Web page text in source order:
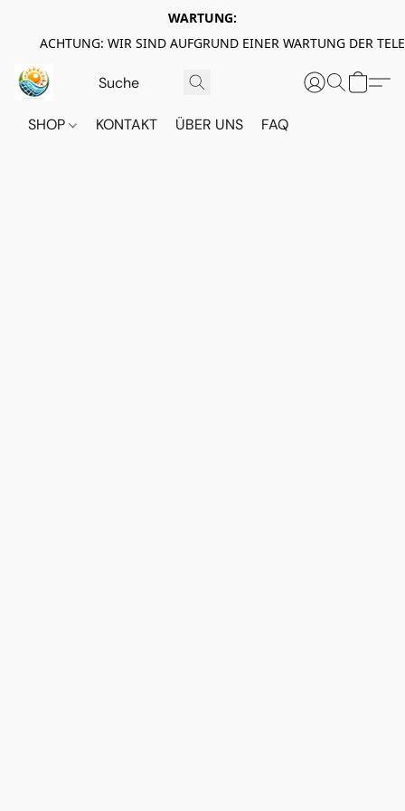
WARTUNG:
ACHTUNG: WIR SIND AUFGRUND EINER WARTUNG DER
SHOP KONTAKT ÜBER UNS FAQ